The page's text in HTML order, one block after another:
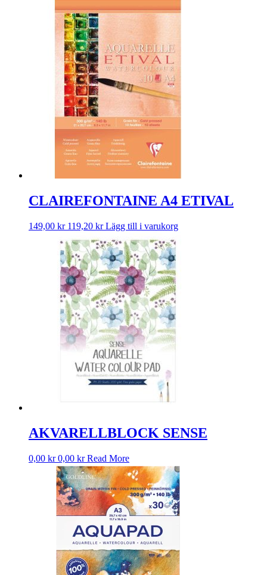
CLAIREFONTAINE A4 ETIVAL
149,00 kr 119,20 kr Lägg till i varukorg
AKVARELLBLOCK SENSE
0,00 kr 0,00 kr Read More